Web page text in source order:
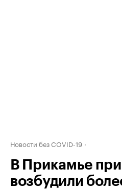
Новости без COVID-19
В Прикамье
возбудили